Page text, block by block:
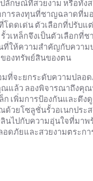
ลักษณ์ที่สวยงาม หรือทั้งส
การลงทุนที่ชาญฉลาดที่ม
ดดเด่น ตัวเลือกที่ปรับแ
วเหล็กจึงเป็นตัวเลือกที่
ที่ให้ความสำคัญกับความ
องทรัพย์สินของตน
ที่จะยกระดับความปลอ
ณแล้ว ลองพิจารณาถึงคุ
ก เพิ่มการป้องกันและดึง
วยโซลูชั่นรั้วอเนกประส
นไปกับความอุ่นใจที่มาพ
ดภัยและสวยงามตระกา